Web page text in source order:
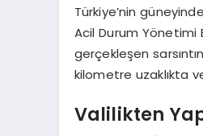
Türkiye’nin
Acil Durum Yönetimi
gerçekleşen
kilometre uzaklıkta
Valilikten